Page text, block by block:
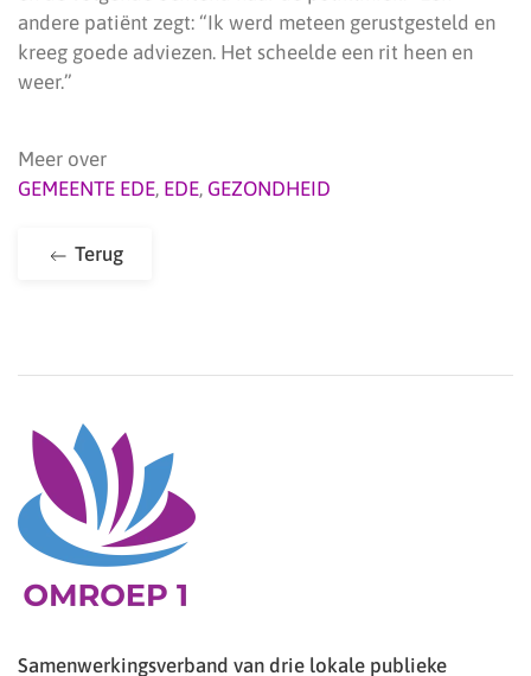
andere patiënt zegt: “Ik werd meteen gerustgesteld en
kreeg goede adviezen. Het scheelde een rit heen en
weer.”
Meer over
GEMEENTE EDE, EDE, GEZONDHEID
Terug
Samenwerkingsverband van drie lokale publieke